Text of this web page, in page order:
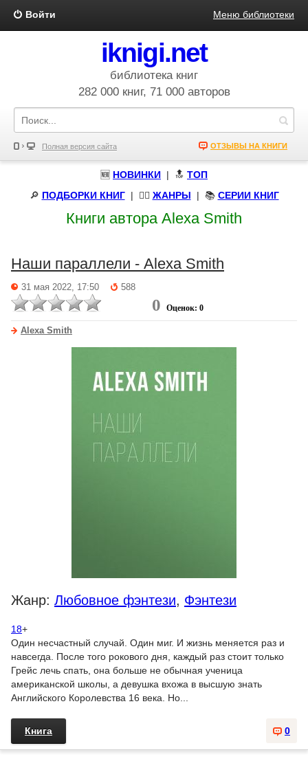
Войти Меню библиотеки
iknigi.net
библиотека книг
282 000 книг, 71 000 авторов
Полная версия сайта ОТЗЫВЫ НА КНИГИ
🆕 НОВИНКИ | 🔝 ТОП
🔎 ПОДБОРКИ КНИГ| 🧝‍♀️ ЖАНРЫ | 📚 СЕРИИ КНИГ
Книги автора Alexa Smith
Наши параллели - Alexa Smith
31 мая 2022, 17:50 588
0 Оценок: 0
Alexa Smith
Жанр: Любовное фэнтези, Фэнтези
18+
Один несчастный случай. Один миг. И жизнь меняется раз и
навсегда. После того рокового дня, каждый раз стоит только
Грейс лечь спать, она больше не обычная ученица
американской школы, а девушка вхожа в высшую знать
Английского Королевства 16 века. Но...
0
Книга